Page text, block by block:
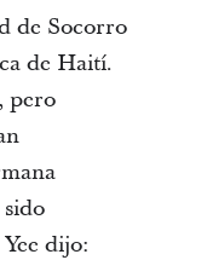
de Socorro
de Haití.
pero
dijo: